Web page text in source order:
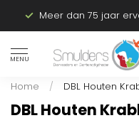
Meer dan 75 jaar
MENU
Home / DBL Houten
DBL Houten